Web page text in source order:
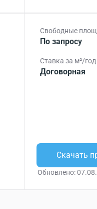
Свободные
По запросу
Ставка за м²/год
Договорная
Скачать
Обновлено: